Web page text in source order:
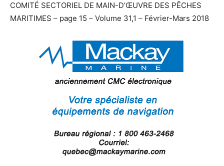
COMITÉ SECTORIEL DE MAIN-D’ŒUVRE DES PÊCHES
MARITIMES – page 15 – Volume 31,1 – Février-Mars 2018